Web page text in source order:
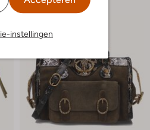
instellingen